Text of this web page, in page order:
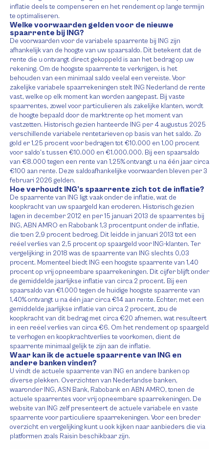
inflatie deels te compenseren en het rendement op lange termijn
te optimaliseren.
Welke voorwaarden gelden voor de nieuwe
spaarrente bij ING?
De voorwaarden voor de variabele spaarrente bij ING zijn
afhankelijk van de hoogte van uw spaarsaldo. Dit betekent dat de
rente die u ontvangt direct gekoppeld is aan het bedrag op uw
rekening. Om de hoogste spaarrente te verkrijgen, is het
behouden van een minimaal saldo veelal een vereiste. Voor
zakelijke variabele spaarrekeningen stelt ING Nederland de rente
vast, welke op elk moment kan worden aangepast. Bij vaste
spaarrentes, zowel voor particulieren als zakelijke klanten, wordt
de hoogte bepaald door de marktrente op het moment van
vastzetten. Historisch gezien hanteerde ING per 4 augustus 2025
verschillende variabele rentetarieven op basis van het saldo. Zo
gold er 1,25 procent voor bedragen tot €10.000 en 1,00 procent
voor saldo’s tussen €10.000 en €1.000.000. Bij een spaarsaldo
van €8.000 tegen een rente van 1,25% ontvangt u na één jaar circa
€100 aan rente. Deze saldoafhankelijke voorwaarden bleven per 3
februari 2026 gelden.
Hoe verhoudt ING’s spaarrente zich tot de inflatie?
De spaarrente van ING ligt vaak onder de inflatie, wat de
koopkracht van uw spaargeld kan eroderen. Historisch gezien
lagen in december 2012 en per 15 januari 2013 de spaarrentes bij
ING, ABN AMRO en Rabobank 1,3 procentpunt onder de inflatie,
die toen 2,9 procent bedroeg. Dit leidde in januari 2013 tot een
reëel verlies van 2,5 procent op spaargeld voor ING-klanten. Ter
vergelijking: in 2018 was de spaarrente van ING slechts 0,03
procent. Momenteel biedt ING een hoogste spaarrente van 1,40
procent op vrij opneembare spaarrekeningen. Dit cijfer blijft onder
de gemiddelde jaarlijkse inflatie van circa 2 procent. Bij een
spaarsaldo van €1.000 tegen de huidige hoogste spaarrente van
1,40% ontvangt u na één jaar circa €14 aan rente. Echter, met een
gemiddelde jaarlijkse inflatie van circa 2 procent, zou de
koopkracht van dit bedrag met circa €20 afnemen, wat resulteert
in een reëel verlies van circa €6. Om het rendement op spaargeld
te verhogen en koopkrachtverlies te voorkomen, dient de
spaarrente minimaal gelijk te zijn aan de inflatie.
Waar kan ik de actuele spaarrente van ING en
andere banken vinden?
U vindt de actuele spaarrente van ING en andere banken op
diverse plekken. Overzichten van Nederlandse banken,
waaronder ING, ASN Bank, Rabobank en ABN AMRO, tonen de
actuele spaarrentes voor vrij opneembare spaarrekeningen. De
website van ING zelf presenteert de actuele variabele en vaste
spaarrente voor particuliere spaarrekeningen. Voor een breder
overzicht en vergelijking kunt u ook kijken naar aanbieders die via
platformen zoals Raisin beschikbaar zijn.